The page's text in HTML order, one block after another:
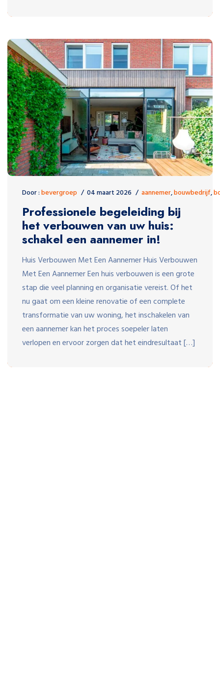
Door :bevergroep 04 maart 2026 aannemer,bouwbedrijf,
Professionele begeleiding bij
het verbouwen van uw huis:
schakel een aannemer in!
Huis Verbouwen Met Een Aannemer Huis Verbouwen
Met Een Aannemer Een huis verbouwen is een grote
stap die veel planning en organisatie vereist. Of het
nu gaat om een kleine renovatie of een complete
transformatie van uw woning, het inschakelen van
een aannemer kan het proces soepeler laten
verlopen en ervoor zorgen dat het eindresultaat […]